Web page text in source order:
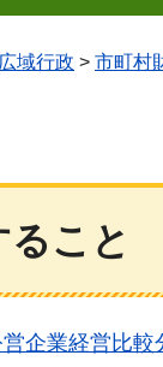
域行政 > 市町村
こと
企業経営比較